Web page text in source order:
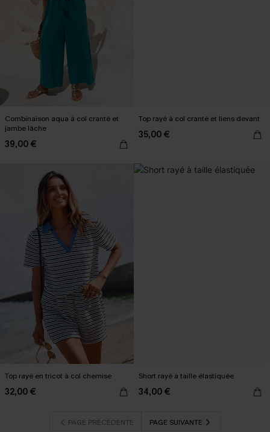
Combinaison aqua à col cranté et
jambe lâche
39,00 €
Top rayé à col cranté et liens devant
35,00 €
Top rayé en tricot à col chemise
32,00 €
Short rayé à taille élastiquée
34,00 €
PAGE PRÉCÉDENTE PAGE SUIVANTE